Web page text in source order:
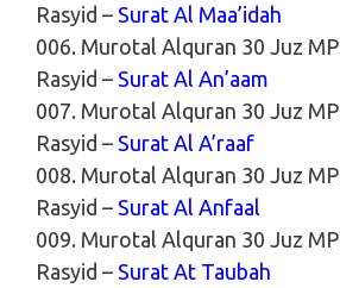
Rasyid – Surat Al Maa’idah
006. Murotal Alquran 30 Juz
Rasyid – Surat Al An’aam
007. Murotal Alquran 30 Juz
Rasyid – Surat Al A’raaf
008. Murotal Alquran 30 Juz
Rasyid – Surat Al Anfaal
009. Murotal Alquran 30 Juz
Rasyid – Surat At Taubah